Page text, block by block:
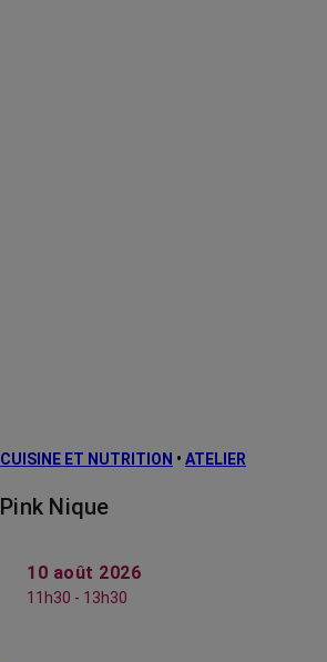
CUISINE ET NUTRITION • ATELIER
Pink Nique
10 août 2026
11h30 - 13h30